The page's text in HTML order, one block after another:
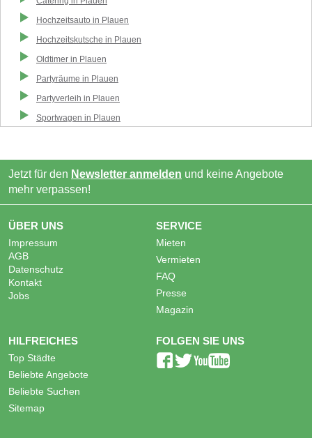
Hochzeitsauto in Plauen
Hochzeitskutsche in Plauen
Oldtimer in Plauen
Partyräume in Plauen
Partyverleih in Plauen
Sportwagen in Plauen
Jetzt für den Newsletter anmelden und keine Angebote
mehr verpassen!
ÜBER UNS
Impressum
AGB
Datenschutz
Kontakt
Jobs
SERVICE
Mieten
Vermieten
FAQ
Presse
Magazin
HILFREICHES
Top Städte
Beliebte Angebote
Beliebte Suchen
Sitemap
FOLGEN SIE UNS